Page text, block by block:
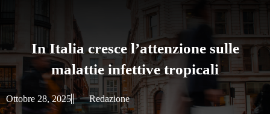
In Italia cresce l’attenzione sulle
malattie infettive tropicali
Ottobre 28, 2025 Redazione